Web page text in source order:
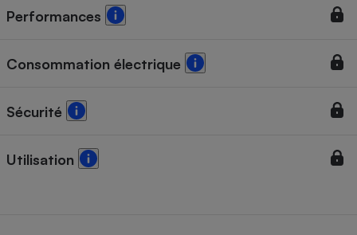
Performances
Consommation électrique
Sécurité
Utilisation